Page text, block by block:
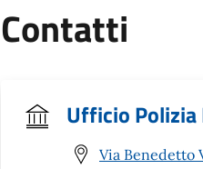
Contatti
Ufficio Polizia
Via Benedetto